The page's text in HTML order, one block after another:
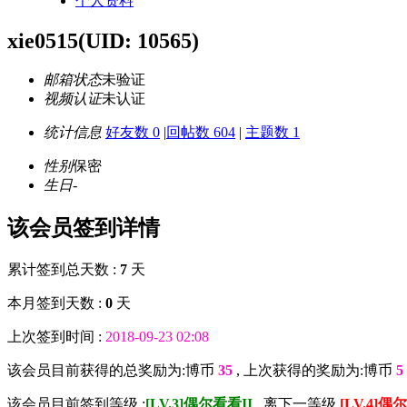
xie0515(UID: 10565)
邮箱状态未验证
视频认证未认证
统计信息 好友数 0 |回帖数 604 | 主题数 1
性别保密
生日-
该会员签到详情
累计签到总天数 : 7 天
本月签到天数 : 0 天
上次签到时间 : 2018-09-23 02:08
该会员目前获得的总奖励为:博币 35 , 上次获得的奖励为:博币 5